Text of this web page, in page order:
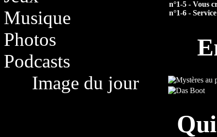
Musique
Photos
Podcasts
Image du jour
n°1-5 - Vous
n°1-6 -